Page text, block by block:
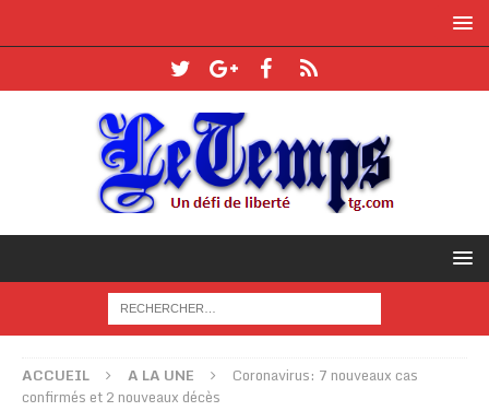
ACCUEIL A LA UNE
Coronavirus: 7 nouveaux cas
confirmés et 2 nouveaux décès